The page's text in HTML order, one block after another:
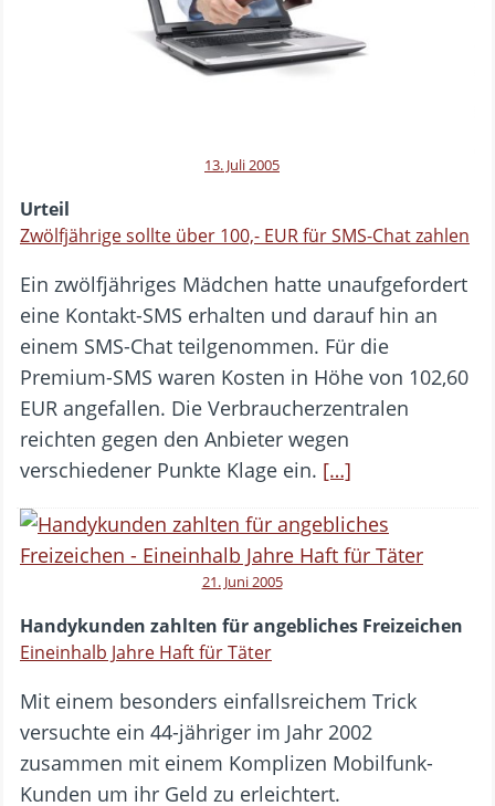
13. Juli 2005
Urteil
Zwölfjährige sollte über 100,- EUR für SMS-Chat zahlen
Ein zwölfjähriges Mädchen hatte unaufgefordert
eine Kontakt-SMS erhalten und darauf hin an
einem SMS-Chat teilgenommen. Für die
Premium-SMS waren Kosten in Höhe von 102,60
EUR angefallen. Die Verbraucherzentralen
reichten gegen den Anbieter wegen
verschiedener Punkte Klage ein. […]
21. Juni 2005
Handykunden zahlten für angebliches Freizeichen
Eineinhalb Jahre Haft für Täter
Mit einem besonders einfallsreichem Trick
versuchte ein 44-jähriger im Jahr 2002
zusammen mit einem Komplizen Mobilfunk-
Kunden um ihr Geld zu erleichtert.